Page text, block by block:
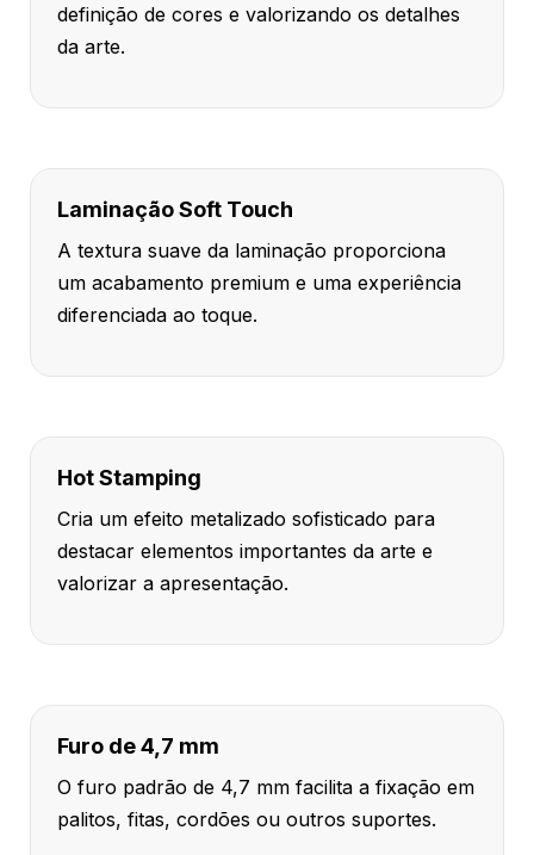
definição de cores e valorizando os detalhes
da arte.
Laminação Soft Touch
A textura suave da laminação proporciona
um acabamento premium e uma experiência
diferenciada ao toque.
Hot Stamping
Cria um efeito metalizado sofisticado para
destacar elementos importantes da arte e
valorizar a apresentação.
Furo de 4,7 mm
O furo padrão de 4,7 mm facilita a fixação em
palitos, fitas, cordões ou outros suportes.